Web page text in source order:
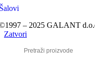
– 2025 GALANT
Zatvori